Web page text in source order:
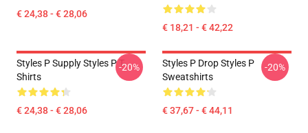
€ 24,38 - € 28,06
€ 18,21 - € 42,22
Styles P Supply Styles P T-
Shirts
€ 24,38 - € 28,06
-20%
Styles P Drop Styles P
Sweatshirts
€ 37,67 - € 44,11
-20%